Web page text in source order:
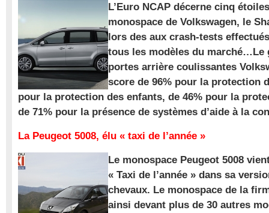
L’Euro NCAP décerne cinq
monospace de Volkswagen, le
lors des aux crash-tests
tous les modèles du marché…Le
portes arrière coulissantes
score de 96% pour la protection
pour la protection des enfants, de 46% pour la
de 71% pour la présence de systèmes d’aide à la
La Peugeot 5008, élu « taxi de l’année »
Le monospace Peugeot 5008
« Taxi de l’année » dans sa
chevaux. Le monospace de la
ainsi devant plus de 30 autres